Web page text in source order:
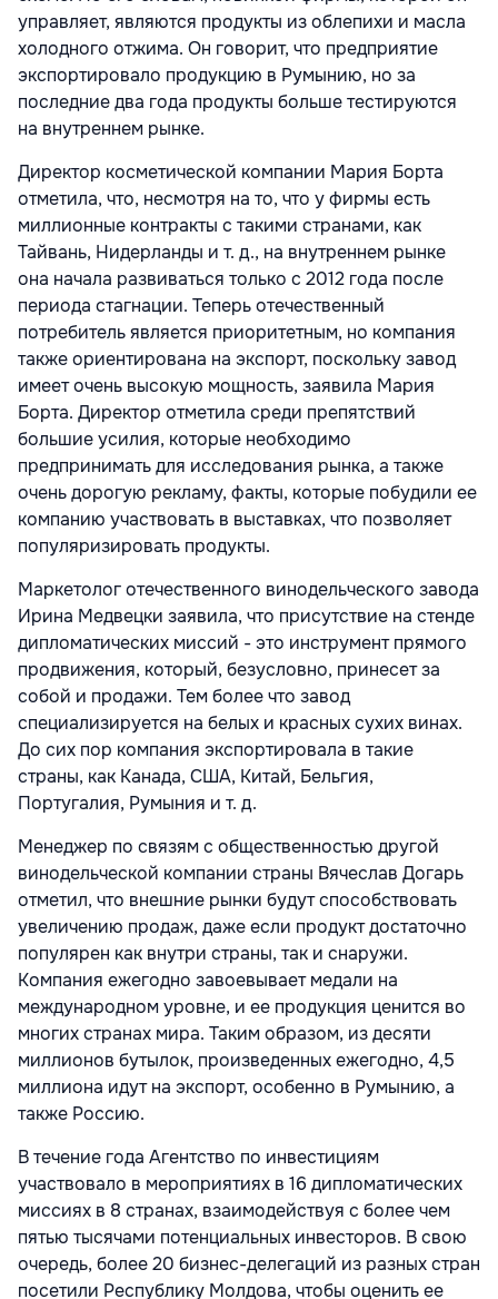
управляет, являются продукты из облепихи и масла
холодного отжима. Он говорит, что предприятие
экспортировало продукцию в Румынию, но за
последние два года продукты больше тестируются
на внутреннем рынке.
Директор косметической компании Мария Борта
отметила, что, несмотря на то, что у фирмы есть
миллионные контракты с такими странами, как
Тайвань, Нидерланды и т. д., на внутреннем рынке
она начала развиваться только с 2012 года после
периода стагнации. Теперь отечественный
потребитель является приоритетным, но компания
также ориентирована на экспорт, поскольку завод
имеет очень высокую мощность, заявила Мария
Борта. Директор отметила среди препятствий
большие усилия, которые необходимо
предпринимать для исследования рынка, а также
очень дорогую рекламу, факты, которые побудили ее
компанию участвовать в выставках, что позволяет
популяризировать продукты.
Маркетолог отечественного винодельческого завода
Ирина Медвецки заявила, что присутствие на стенде
дипломатических миссий - это инструмент прямого
продвижения, который, безусловно, принесет за
собой и продажи. Тем более что завод
специализируется на белых и красных сухих винах.
До сих пор компания экспортировала в такие
страны, как Канада, США, Китай, Бельгия,
Португалия, Румыния и т. д.
Менеджер по связям с общественностью другой
винодельческой компании страны Вячеслав Догарь
отметил, что внешние рынки будут способствовать
увеличению продаж, даже если продукт достаточно
популярен как внутри страны, так и снаружи.
Компания ежегодно завоевывает медали на
международном уровне, и ее продукция ценится во
многих странах мира. Таким образом, из десяти
миллионов бутылок, произведенных ежегодно, 4,5
миллиона идут на экспорт, особенно в Румынию, а
также Россию.
В течение года Агентство по инвестициям
участвовало в мероприятиях в 16 дипломатических
миссиях в 8 странах, взаимодействуя с более чем
пятью тысячами потенциальных инвесторов. В свою
очередь, более 20 бизнес-делегаций из разных стран
посетили Республику Молдова, чтобы оценить ее